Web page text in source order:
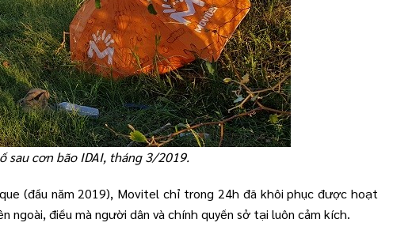
sau cơn bão IDAI, tháng 3/2019.
(đầu năm 2019), Movitel chỉ trong 24h đã khôi phục được hoạt
điều mà người dân và chính quyền sở tại luôn cảm kích.